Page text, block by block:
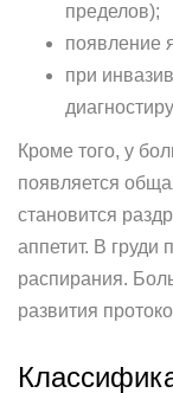
пределов);
появление
при
Кроме того, у
появляется
становится
аппетит. В груди
распирания.
развития